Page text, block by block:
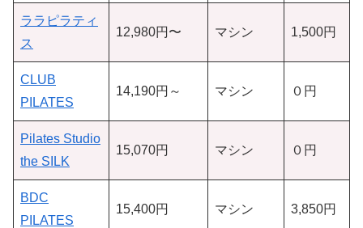
ララピラティ
ス
12,980円〜 マシン 1,500円
CLUB
PILATES
14,190円～ マシン ０円
Pilates Studio
the SILK
15,070円 マシン ０円
BDC
PILATES
15,400円 マシン 3,850円